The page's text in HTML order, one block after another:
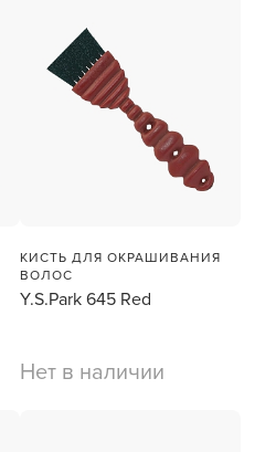
КИСТЬ ДЛЯ ОКРАШИВАНИЯ
ВОЛОС
Y.S.Park 645 Red
Нет в наличии